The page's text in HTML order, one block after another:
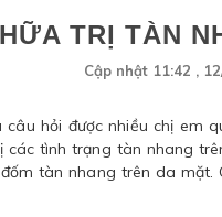
TRỊ TÀN
Cập nhật 11:42 ,
hỏi được nhiều chị em
tình trạng tàn nhang
tàn nhang trên da mặt.